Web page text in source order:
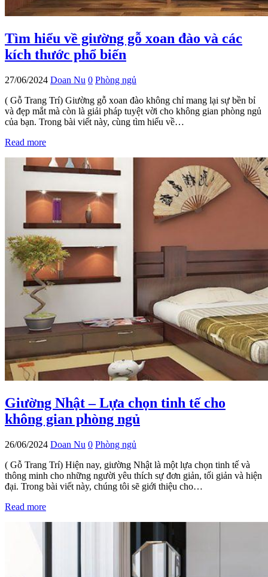
Tìm hiểu về giường gỗ xoan đào và các
kích thước phổ biến
27/06/2024 Doan Nu 0 Phòng ngủ
( Gỗ Trang Trí) Giường gỗ xoan đào không chỉ mang lại sự bền bỉ
và đẹp mắt mà còn là giải pháp tuyệt vời cho không gian phòng ngủ
của bạn. Trong bài viết này, cùng tìm hiểu về…
Read more
Giường Nhật – Lựa chọn tinh tế cho
không gian phòng ngủ
26/06/2024 Doan Nu 0 Phòng ngủ
( Gỗ Trang Trí) Hiện nay, giường Nhật là một lựa chọn tinh tế và
thông minh cho những người yêu thích sự đơn giản, tối giản và hiện
đại. Trong bài viết này, chúng tôi sẽ giới thiệu cho…
Read more